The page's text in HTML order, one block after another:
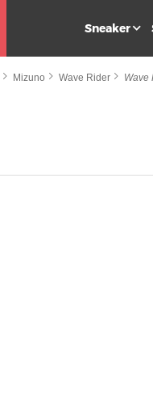
Sneaker
Mizuno Wave Rider Wave